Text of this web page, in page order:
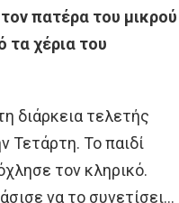
πατέρα του μικρού
τα χέρια του
διάρκεια τελετής
Τετάρτη. Το παιδί
τον κληρικό.
να το συνετίσει…